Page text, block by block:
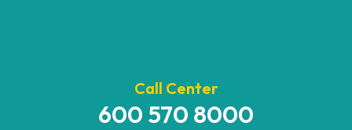
Call Center
600 570 8000